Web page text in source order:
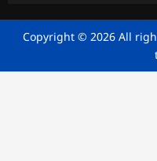
Copyright © 2026 All